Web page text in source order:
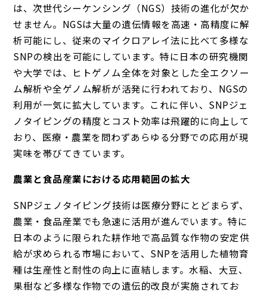
は、次世代シーケンシング（NGS）技術の進化が欠か
せません。NGSは大量の遺伝情報を高速・高精度に解
析可能にし、従来のマイクロアレイ法に比べて多様な
SNPの検出を可能にしています。特に日本の研究機関
や大学では、ヒトゲノム全体を対象とした全エクソー
ム解析や全ゲノム解析が活発に行われており、NGSの
利用が一気に拡大しています。これに伴い、SNPジェ
ノタイピングの精度とコスト効率は飛躍的に向上して
おり、医療・農業を問わずあらゆる分野での応用が現
実味を帯びてきています。
農業と食品産業における応用範囲の拡大
SNPジェノタイピング技術は医療分野にとどまらず、
農業・食品産業でも急速に活用が進んでいます。特に
日本のように限られた耕作地で高品質な作物の安定供
給が求められる市場において、SNPを活用した植物育
種は生産性と耐性の向上に直結します。水稲、大豆、
果樹など多様な作物での遺伝的改良が実施されてお